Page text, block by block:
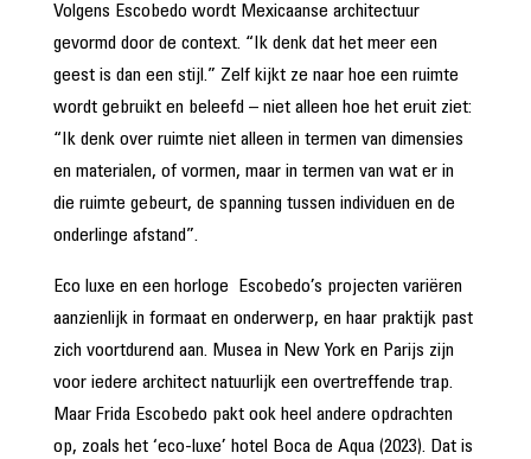
Volgens Escobedo wordt Mexicaanse architectuur
gevormd door de context. “Ik denk dat het meer een
geest is dan een stijl.” Zelf kijkt ze naar hoe een ruimte
wordt gebruikt en beleefd – niet alleen hoe het eruit ziet:
“Ik denk over ruimte niet alleen in termen van dimensies
en materialen, of vormen, maar in termen van wat er in
die ruimte gebeurt, de spanning tussen individuen en de
onderlinge afstand”.
Eco luxe en een horloge Escobedo’s projecten variëren
aanzienlijk in formaat en onderwerp, en haar praktijk past
zich voortdurend aan. Musea in New York en Parijs zijn
voor iedere architect natuurlijk een overtreffende trap.
Maar Frida Escobedo pakt ook heel andere opdrachten
op, zoals het ‘eco-luxe’ hotel Boca de Aqua (2023). Dat is